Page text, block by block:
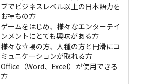
ブでビジネスレベル以上の日本語力を
お持ちの方
ゲームをはじめ、様々なエンターテイ
ンメントにとても興味がある方
様々な立場の方、人種の方と円滑にコ
ミュニケーションが取れる方
Office（Word、Excel）が使用できる
方